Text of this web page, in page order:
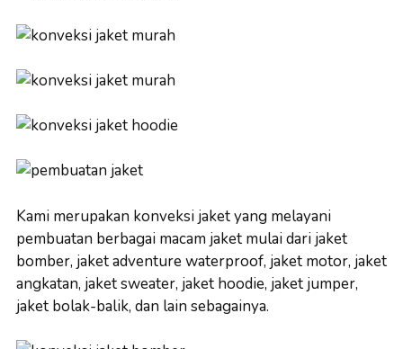
Kami merupakan konveksi jaket yang melayani
pembuatan berbagai macam jaket mulai dari jaket
bomber, jaket adventure waterproof, jaket motor, jaket
angkatan, jaket sweater, jaket hoodie, jaket jumper,
jaket bolak-balik, dan lain sebagainya.